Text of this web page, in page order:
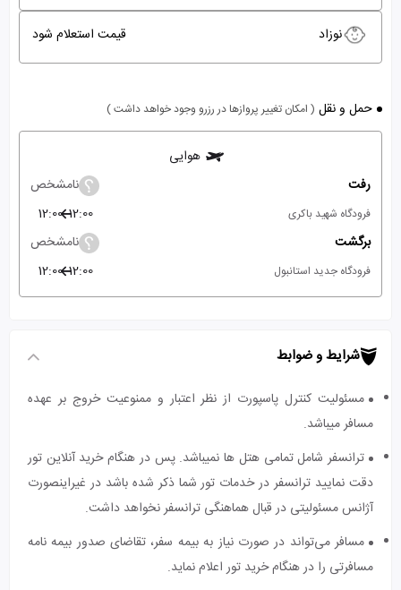
نوزاد قیمت استعلام شود
حمل و نقل ( امکان تغییر پروازها در رزرو وجود خواهد داشت )
هوایی
رفت
نامشخص
فرودگاه شهید باکری 12:00
12:00
برگشت
نامشخص
فرودگاه جدید استانبول 12:00
12:00
شرایط و ضوابط
مسئولیت کنترل پاسپورت از نظر اعتبار و ممنوعیت خروج بر عهده
مسافر میباشد.
ترانسفر شامل تمامی هتل ها نمیباشد. پس در هنگام خرید آنلاین تور
دقت نمایید ترانسفر در خدمات تور شما ذکر شده باشد در غیراینصورت
آژانس مسئولیتی در قبال هماهنگی ترانسفر نخواهد داشت.
مسافر می‌تواند در صورت نیاز به بیمه سفر، تقاضای صدور بیمه نامه
مسافرتی را در هنگام خرید تور اعلام نماید.